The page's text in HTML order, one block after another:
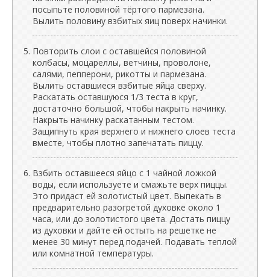
посыпьте половиной тёртого пармезана.
Вылить половину взбитых яиц поверх начинки.
Повторить слои с оставшейся половиной
колбасы, моцареллы, ветчины, проволоне,
салями, пепперони, рикотты и пармезана.
Вылить оставшиеся взбитые яйца сверху.
Раскатать оставшуюся 1/3 теста в круг,
достаточно большой, чтобы накрыть начинку.
Накрыть начинку раскатанным тестом.
Защипнуть края верхнего и нижнего слоев теста
вместе, чтобы плотно запечатать пиццу.
Взбить оставшееся яйцо с 1 чайной ложкой
воды, если используете и смажьте верх пиццы.
Это придаст ей золотистый цвет. Выпекать в
предварительно разогретой духовке около 1
часа, или до золотистого цвета. Достать пиццу
из духовки и дайте ей остыть на решетке не
менее 30 минут перед подачей. Подавать теплой
или комнатной температуры.